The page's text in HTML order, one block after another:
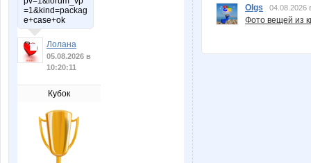
=1&kind=packag
e+case+ok
Лолана
05.08.2026 в
10:20:11
Кубок
Olgs
04.08.2026
Фото вещей из